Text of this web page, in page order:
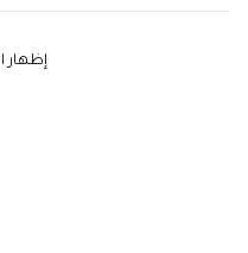
‫إظهار